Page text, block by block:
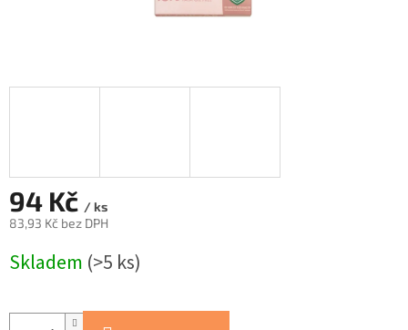
94 Kč / ks
83,93 Kč bez DPH
cena:
Skladem (>5 ks)